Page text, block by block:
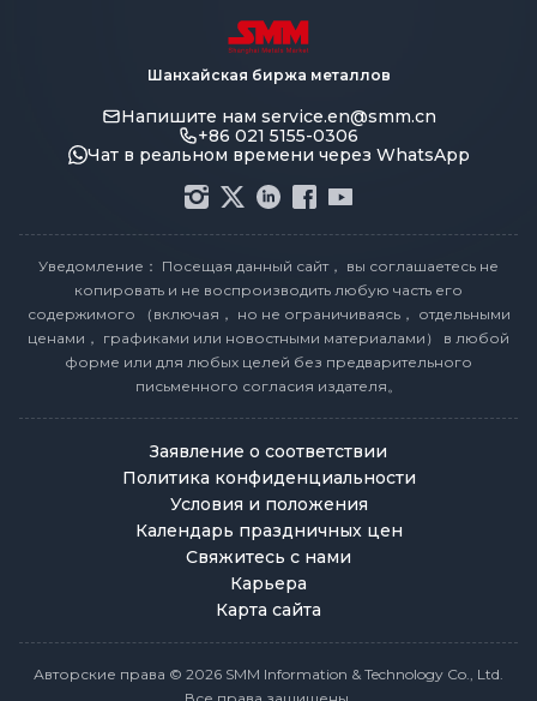
Шанхайская биржа металлов
Напишите нам service.en@smm.cn
+86 021 5155-0306
Чат в реальном времени через WhatsApp
Уведомление： Посещая данный сайт， вы соглашаетесь не
копировать и не воспроизводить любую часть его
содержимого （включая， но не ограничиваясь， отдельными
ценами， графиками или новостными материалами） в любой
форме или для любых целей без предварительного
письменного согласия издателя。
Заявление о соответствии
Политика конфиденциальности
Условия и положения
Календарь праздничных цен
Свяжитесь с нами
Карьера
Карта сайта
Авторские права © 2026 SMM Information & Technology Co., Ltd.